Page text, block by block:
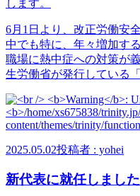
6月1日より、改正労働安
中でも特に、年々増加す
職場に熱中症への対策が
生労働省が発行している
2025.05.02投稿者 : yohei
新代表に就任しました